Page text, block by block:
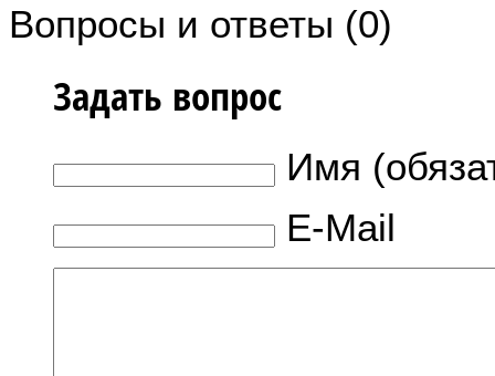
Вопросы и ответы (0)
Задать вопрос
Имя
E-Mail